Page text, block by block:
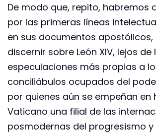
De modo que, repito, habremos
por las primeras líneas
en sus documentos apostólicos,
discernir sobre León XIV, lejos de
especulaciones más propias a
conciliábulos ocupados del
por quienes aún se empeñan en
Vaticano una filial de las
posmodernas del progresismo y